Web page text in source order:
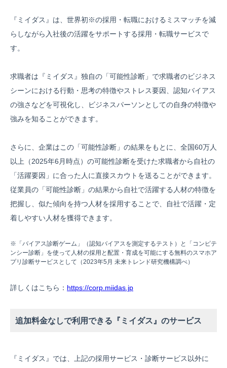
『ミイダス』は、世界初※の採用・転職におけるミスマッチを減
らしながら入社後の活躍をサポートする採用・転職サービスで
す。
求職者は『ミイダス』独自の「可能性診断」で求職者のビジネス
シーンにおける行動・思考の特徴やストレス要因、認知バイアス
の強さなどを可視化し、ビジネスパーソンとしての自身の特徴や
強みを知ることができます。
さらに、企業はこの「可能性診断」の結果をもとに、全国60万人
以上（2025年6月時点）の可能性診断を受けた求職者から自社の
「活躍要因」に合った人に直接スカウトを送ることができます。
従業員の「可能性診断」の結果から自社で活躍する人材の特徴を
把握し、似た傾向を持つ人材を採用することで、自社で活躍・定
着しやすい人材を獲得できます。
※「バイアス診断ゲーム」（認知バイアスを測定するテスト）と「コンピテ
ンシー診断」を使って人材の採用と配置・育成を可能にする無料のスマホア
プリ診断サービスとして（2023年5月 未来トレンド研究機構調べ）
詳しくはこちら： https://corp.miidas.jp
追加料金なしで利用できる『ミイダス』のサービス
『ミイダス』では、上記の採用サービス・診断サービス以外に